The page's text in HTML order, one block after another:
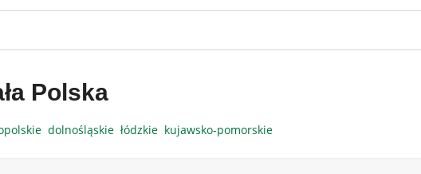
Polska
dolnośląskie łódzkie kujawsko-pomorskie